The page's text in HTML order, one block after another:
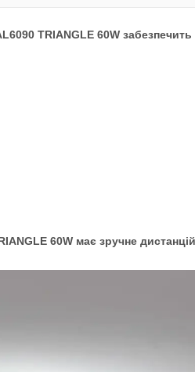
TRIANGLE 60W
60W має зручне